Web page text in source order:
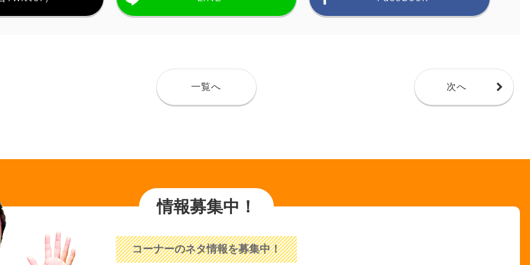
一覧へ 次へ
情報募集中！
コーナーのネタ情報を募集中！